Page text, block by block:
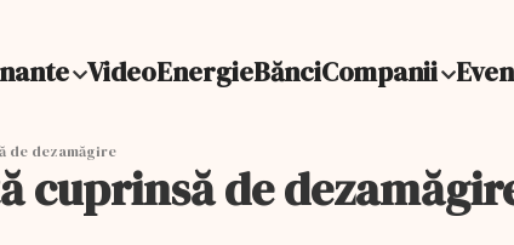
VideoEnergieBănciCompanii
de dezamăgire
cuprinsă de